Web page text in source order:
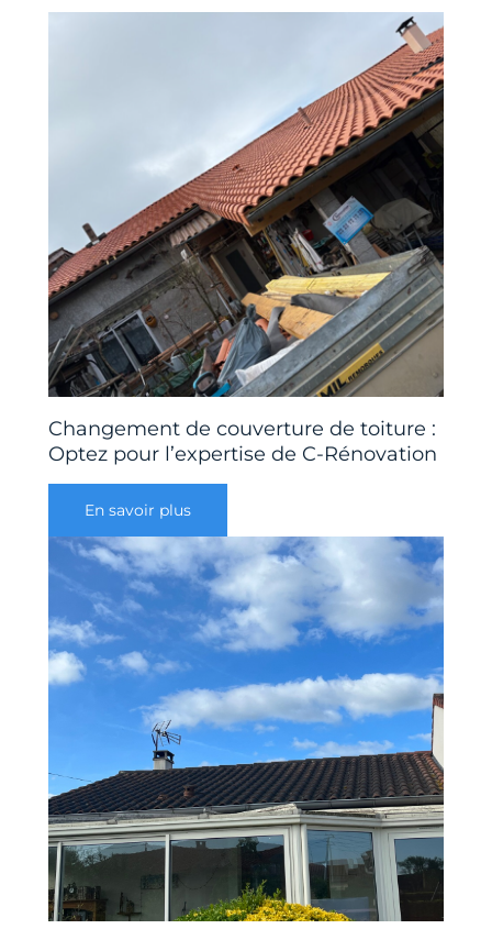
Changement de couverture de toiture :
Optez pour l’expertise de C-Rénovation
En savoir plus